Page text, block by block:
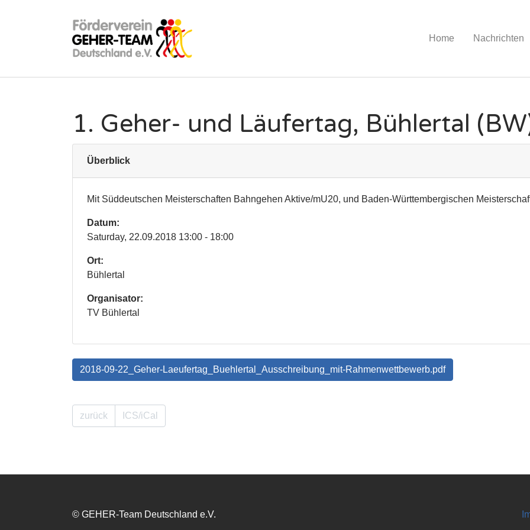
Home Nachrichten
1. Geher- und Läufertag, Bühlertal
Überblick
Mit Süddeutschen Meisterschaften Bahngehen Aktive/mU20, und Baden-Württembergischen
Datum:
Saturday, 22.09.2018 13:00 - 18:00
Ort:
Bühlertal
Organisator:
TV Bühlertal
2018-09-22_Geher-Laeufertag_Buehlertal_Ausschreibung_mit-Rahmenwettbewerb.pdf
zurück ICS/iCal
© GEHER-Team Deutschland e.V.